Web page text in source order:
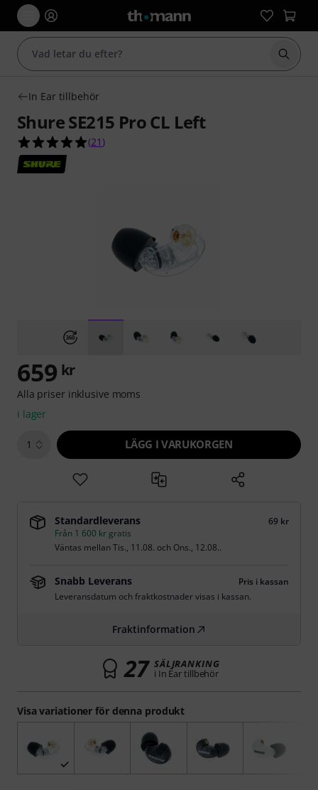
Börja
In Ear tillbehör
Shure SE215 Pro CL Left
5.0 av 5 stjärnor från 21 kundbetyg
(21 )
Visa variationer för denna produkt
659 kr
Alla priser inklusive moms
i lager
1 LÄGG I VARUKORGEN
Standardleverans
69 kr
Från 1 600 kr gratis
Väntas mellanTis., 11.08. och Ons., 12.08..
Snabb Leverans
Pris i kassan
Leveransdatum och fraktkostnader visas i kassan.
Fraktinformation
27 SÄLJRANKING
i In Ear tillbehör